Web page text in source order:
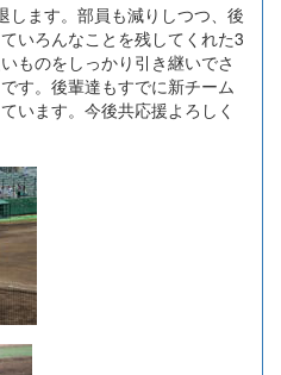
します。部員も減りしつつ、後
いろんなことを残してくれた3
ものをしっかり引き継いでさ
す。後輩達もすでに新チーム
います。今後共応援よろしく